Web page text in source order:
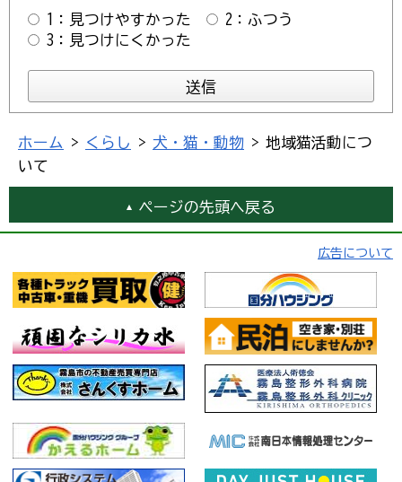
1：見つけやすかった
2：ふつう
3：見つけにくかった
ホーム > くらし > 犬・猫・動物 > 地域猫活動につ
いて
ページの先頭へ戻る
広告について